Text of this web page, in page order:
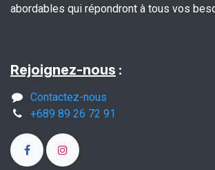
abordables qui répondront à tous vos
Rejoignez-nous :
Contactez-nous
+689 89 26 72 91